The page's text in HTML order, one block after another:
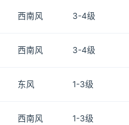
西南风 3-4级
西南风 3-4级
东风 1-3级
西南风 1-3级